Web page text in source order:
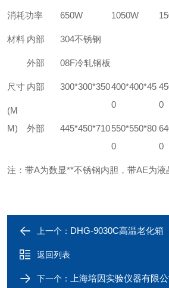
消耗功率 650W 1050W
材料 内部 304不锈钢
外部 08F冷轧钢板
尺寸
(M
M)
内部 300*300*350400*400*45
0
0
外部 445*450*710550*550*80
0
0
注：带A为数显**不锈钢内胆，带AE为液
上一个： DHG-9030C高温老化箱
返回列表
下一个： 上海培因实验仪器有限公司